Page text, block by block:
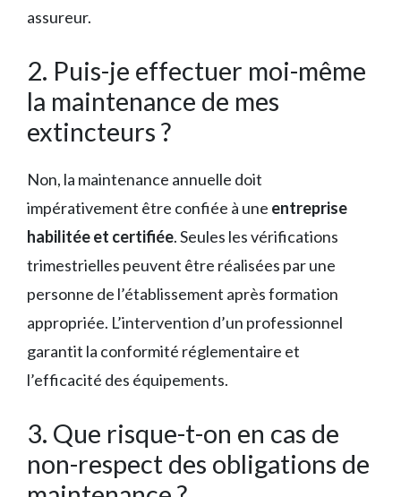
assureur.
2. Puis-je effectuer moi-même
la maintenance de mes
extincteurs ?
Non, la maintenance annuelle doit
impérativement être confiée à une entreprise
habilitée et certifiée. Seules les vérifications
trimestrielles peuvent être réalisées par une
personne de l’établissement après formation
appropriée. L’intervention d’un professionnel
garantit la conformité réglementaire et
l’efficacité des équipements.
3. Que risque-t-on en cas de
non-respect des obligations de